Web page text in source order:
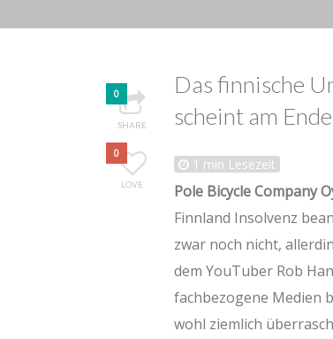
0
SHARE
0
LOVE
Das finnische
scheint am
1 min Lesezeit
Pole Bicycle Company
Finnland Insolvenz
zwar noch nicht,
dem YouTuber Rob
fachbezogene Medien
wohl ziemlich